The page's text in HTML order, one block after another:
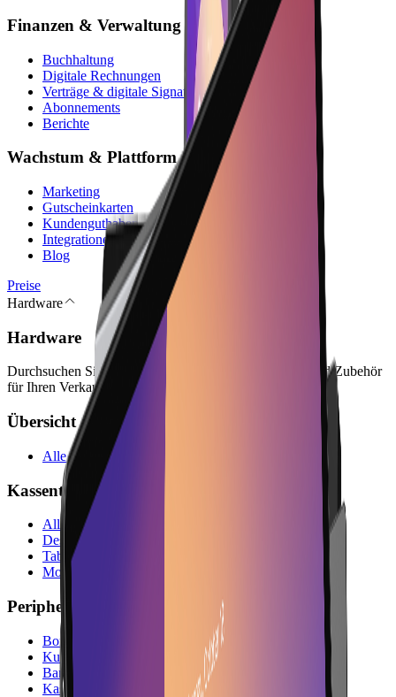
Finanzen & Verwaltung
Buchhaltung
Digitale Rechnungen
Verträge & digitale Signatur
Abonnements
Berichte
Wachstum & Plattform
Marketing
Gutscheinkarten
Kundenguthaben
Integrationen
Blog
Preise
Hardware
Hardware
Durchsuchen Sie Kassenterminals, Kassen-Peripherie und Zubehör
für Ihren Verkaufstresen.
Übersicht
Alle Hardware-Produkte
Kassenterminals
Alle Kassenterminals
Desktop-Terminals
Tablet-Terminals
Mobile Terminals
Peripherie
Bondrucker
Kundendisplays
Barcodescanner
Kassenladen